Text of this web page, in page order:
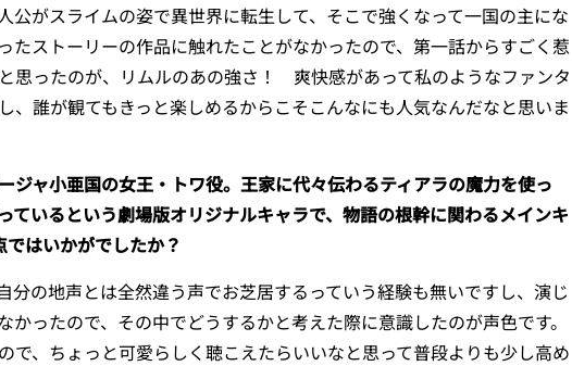
公がスライムの姿で異世界に転生して、そこで強くなって一国の主にな
たストーリーの作品に触れたことがなかったので、第一話からすごく惹
思ったのが、リムルのあの強さ！ 爽快感があって私のようなファンタ
、誰が観てもきっと楽しめるからこそこんなにも人気なんだなと思いま
ャ小亜国の女王・トワ役。王家に代々伝わるティアラの魔力を使っ
ているという劇場版オリジナルキャラで、物語の根幹に関わるメインキ
はいかがでしたか？
の地声とは全然違う声でお芝居するっていう経験も無いですし、演じ
ったので、その中でどうするかと考えた際に意識したのが声色です。
で、ちょっと可愛らしく聴こえたらいいなと思って普段よりも少し高め